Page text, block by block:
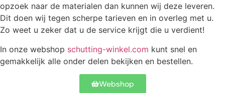
opzoek naar de materialen dan kunnen wij deze leveren.
Dit doen wij tegen scherpe tarieven en in overleg met u.
Zo weet u zeker dat u de service krijgt die u verdient!
In onze webshop schutting-winkel.com kunt snel en
gemakkelijk alle onder delen bekijken en bestellen.
Webshop